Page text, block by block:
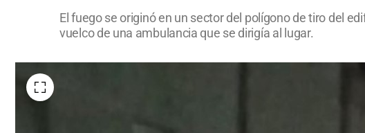
El fuego se originó en un sector del polígono de tiro del
vuelco de una ambulancia que se dirigía al lugar.